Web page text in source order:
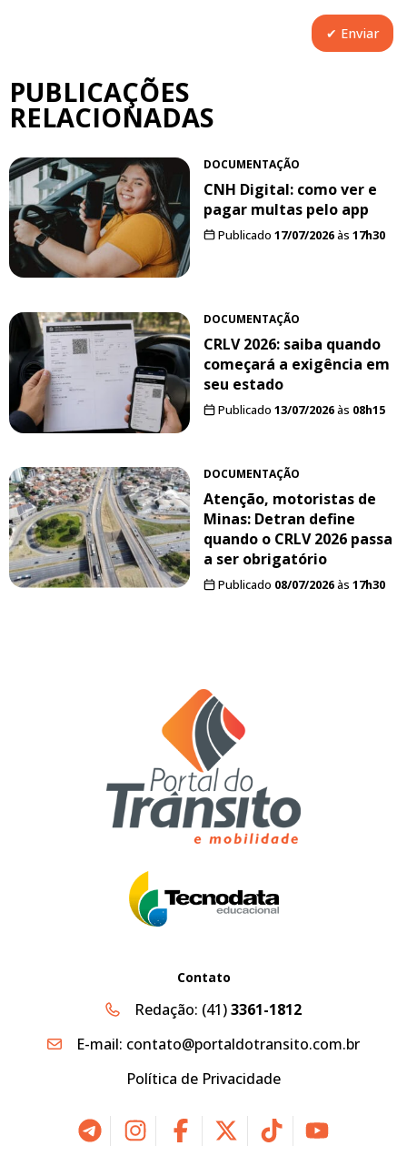
PUBLICAÇÕES
RELACIONADAS
DOCUMENTAÇÃO
CNH Digital: como ver e
pagar multas pelo app
Publicado 17/07/2026às 17h30
DOCUMENTAÇÃO
CRLV 2026: saiba quando
começará a exigência em
seu estado
Publicado 13/07/2026às 08h15
DOCUMENTAÇÃO
Atenção, motoristas de
Minas: Detran define
quando o CRLV 2026 passa
a ser obrigatório
Publicado 08/07/2026às 17h30
Contato
Redação: (41)3361-1812
E-mail: contato@portaldotransito.com.br
Política de Privacidade